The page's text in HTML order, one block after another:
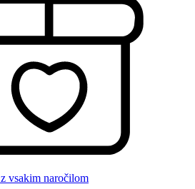
z vsakim naročilom